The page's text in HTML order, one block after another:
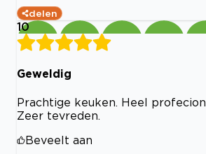
delen
10
Geweldig
Prachtige keuken. Heel
Zeer tevreden.
Beveelt aan